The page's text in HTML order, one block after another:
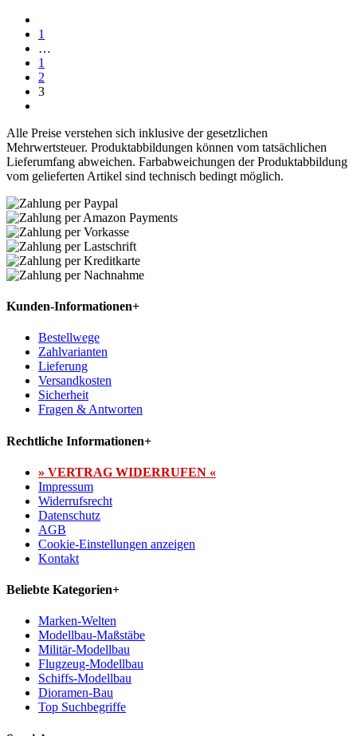
1
…
1
2
3
Alle Preise verstehen sich inklusive der gesetzlichen
Mehrwertsteuer. Produktabbildungen können vom tatsächlichen
Lieferumfang abweichen. Farbabweichungen der Produktabbildung
vom gelieferten Artikel sind technisch bedingt möglich.
Kunden-Informationen+
Bestellwege
Zahlvarianten
Lieferung
Versandkosten
Sicherheit
Fragen & Antworten
Rechtliche Informationen+
» VERTRAG WIDERRUFEN «
Impressum
Widerrufsrecht
Datenschutz
AGB
Cookie-Einstellungen anzeigen
Kontakt
Beliebte Kategorien+
Marken-Welten
Modellbau-Maßstäbe
Militär-Modellbau
Flugzeug-Modellbau
Schiffs-Modellbau
Dioramen-Bau
Top Suchbegriffe